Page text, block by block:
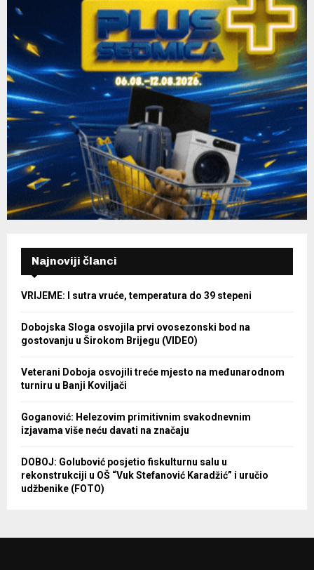
Najnoviji članci
VRIJEME: I sutra vruće, temperatura do 39 stepeni
Dobojska Sloga osvojila prvi ovosezonski bod na
gostovanju u Širokom Brijegu (VIDEO)
Veterani Doboja osvojili treće mjesto na međunarodnom
turniru u Banji Koviljači
Goganović: Helezovim primitivnim svakodnevnim
izjavama više neću davati na značaju
DOBOJ: Golubović posjetio fiskulturnu salu u
rekonstrukciji u OŠ “Vuk Stefanović Karadžić” i uručio
udžbenike (FOTO)